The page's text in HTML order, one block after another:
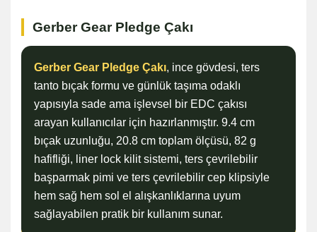
Gerber Gear Pledge Çakı
Gerber Gear Pledge Çakı, ince gövdesi, ters
tanto bıçak formu ve günlük taşıma odaklı
yapısıyla sade ama işlevsel bir EDC çakısı
arayan kullanıcılar için hazırlanmıştır. 9.4 cm
bıçak uzunluğu, 20.8 cm toplam ölçüsü, 82 g
hafifliği, liner lock kilit sistemi, ters çevrilebilir
başparmak pimi ve ters çevrilebilir cep klipsiyle
hem sağ hem sol el alışkanlıklarına uyum
sağlayabilen pratik bir kullanım sunar.